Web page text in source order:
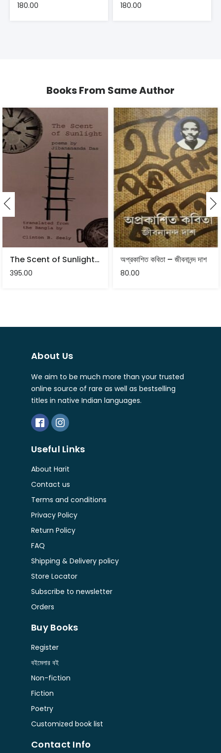
180.00 180.00
Books From Same Author
The Scent of Sunlight – Jibanananda Das
395.00
অপ্রকাশিত কবিতা – জীবনানন্দ দাশ
80.00
About Us
We aim to be much more than your trusted
online source of rare as well as bestselling
titles in native Indian languages.
Useful Links
About Harit
Contact us
Terms and conditions
Privacy Policy
Return Policy
FAQ
Shipping & Delivery policy
Store Locator
Subscribe to newsletter
Orders
Buy Books
Register
বইমেলার বই
Non-fiction
Fiction
Poetry
Customized book list
Contact Info